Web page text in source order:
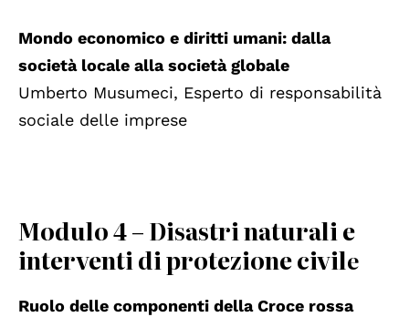
Mondo economico e diritti umani: dalla
società locale alla società globale
Umberto Musumeci, Esperto di responsabilità
sociale delle imprese
Modulo 4 – Disastri naturali e
interventi di protezione civile
Ruolo delle componenti della Croce rossa